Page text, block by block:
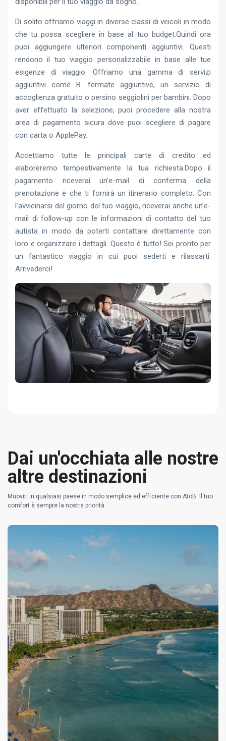
Di solito offriamo viaggi in diverse classi di veicoli in modo
che tu possa scegliere in base al tuo budget.Quindi ora
puoi aggiungere ulteriori componenti aggiuntivi. Questi
rendono il tuo viaggio personalizzabile in base alle tue
esigenze di viaggio. Offriamo una gamma di servizi
aggiuntivi come B. fermate aggiuntive, un servizio di
accoglienza gratuito o persino seggiolini per bambini. Dopo
aver effettuato la selezione, puoi procedere alla nostra
area di pagamento sicura dove puoi scegliere di pagare
con carta o ApplePay.
Accettiamo tutte le principali carte di credito ed
elaboreremo tempestivamente la tua richiesta.Dopo il
pagamento riceverai un’e-mail di conferma della
prenotazione e che ti fornirà un itinerario completo. Con
l’avvicinarsi del giorno del tuo viaggio, riceverai anche un’e-
mail di follow-up con le informazioni di contatto del tuo
autista in modo da poterti contattare direttamente con
loro e organizzare i dettagli. Questo è tutto! Sei pronto per
un fantastico viaggio in cui puoi sederti e rilassarti.
Arrivederci!
Dai un'occhiata alle nostre
altre destinazioni
Muoviti in qualsiasi paese in modo semplice ed efficiente con AtoB. Il tuo
comfort è sempre la nostra priorità